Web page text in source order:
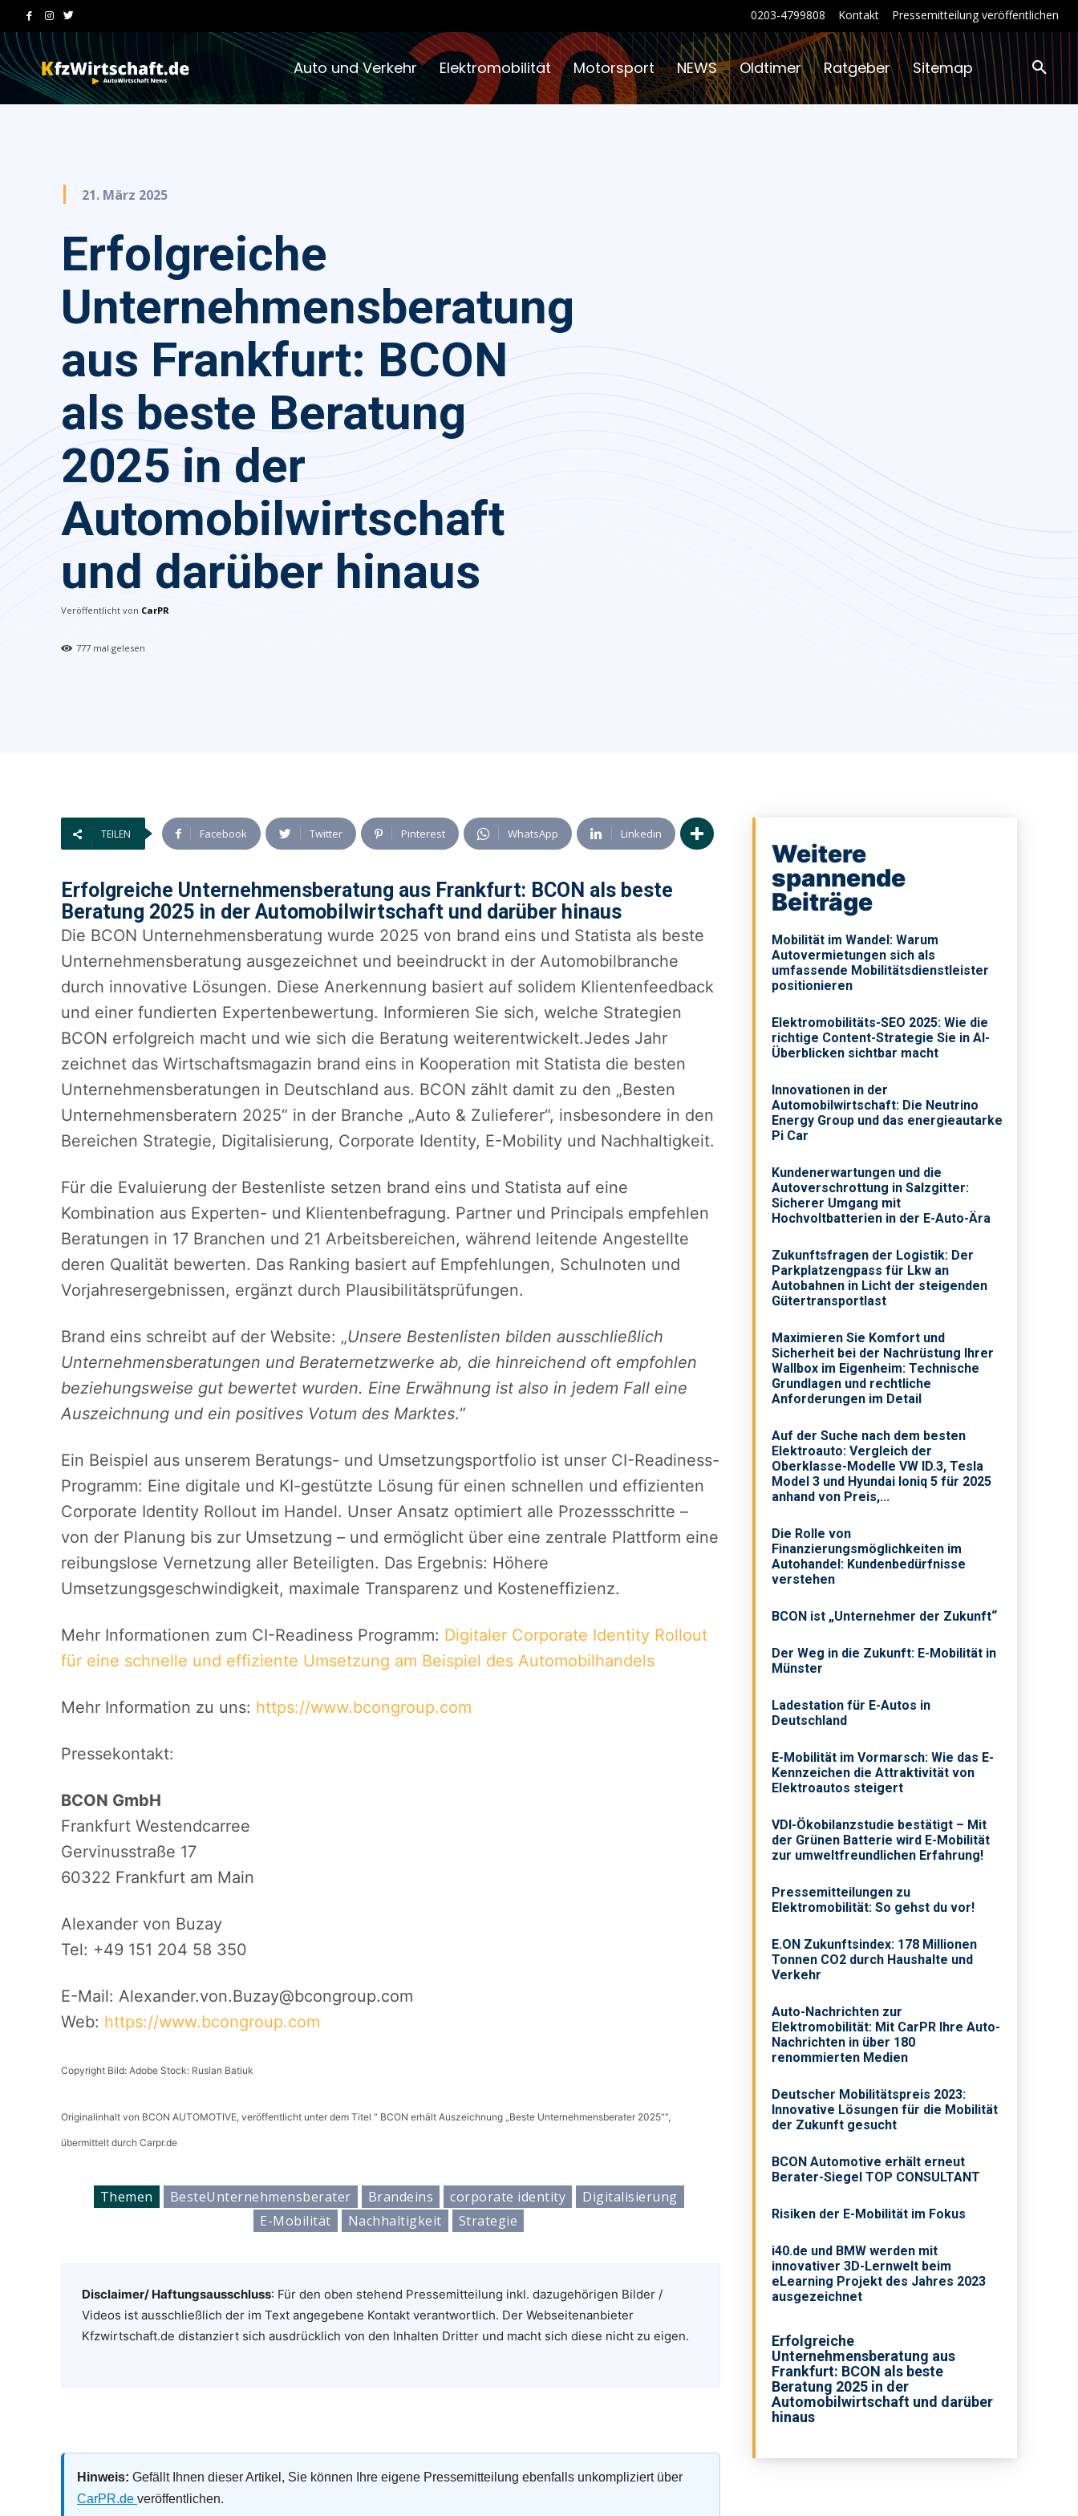
0203-4799808 Kontakt Pressemitteilung veröffentlichen
Auto und Verkehr Elektromobilität Motorsport NEWS Oldtimer Ratgeber Sitemap
21. März 2025
Erfolgreiche
Unternehmensberatung
aus Frankfurt: BCON
als beste Beratung
2025 in der
Automobilwirtschaft
und darüber hinaus
Veröffentlicht von CarPR
777 mal gelesen
TEILEN Facebook Twitter Pinterest WhatsApp Linkedin
Erfolgreiche Unternehmensberatung aus Frankfurt: BCON als beste
Beratung 2025 in der Automobilwirtschaft und darüber hinaus
Die BCON Unternehmensberatung wurde 2025 von brand eins und Statista als beste
Unternehmensberatung ausgezeichnet und beeindruckt in der Automobilbranche
durch innovative Lösungen. Diese Anerkennung basiert auf solidem Klientenfeedback
und einer fundierten Expertenbewertung. Informieren Sie sich, welche Strategien
BCON erfolgreich macht und wie sich die Beratung weiterentwickelt.Jedes Jahr
zeichnet das Wirtschaftsmagazin brand eins in Kooperation mit Statista die besten
Unternehmensberatungen in Deutschland aus. BCON zählt damit zu den „Besten
Unternehmensberatern 2025“ in der Branche „Auto & Zulieferer“, insbesondere in den
Bereichen Strategie, Digitalisierung, Corporate Identity, E-Mobility und Nachhaltigkeit.
Für die Evaluierung der Bestenliste setzen brand eins und Statista auf eine
Kombination aus Experten- und Klientenbefragung. Partner und Principals empfehlen
Beratungen in 17 Branchen und 21 Arbeitsbereichen, während leitende Angestellte
deren Qualität bewerten. Das Ranking basiert auf Empfehlungen, Schulnoten und
Vorjahresergebnissen, ergänzt durch Plausibilitätsprüfungen.
Brand eins schreibt auf der Website: „Unsere Bestenlisten bilden ausschließlich
Unternehmensberatungen und Beraternetzwerke ab, die hinreichend oft empfohlen
beziehungsweise gut bewertet wurden. Eine Erwähnung ist also in jedem Fall eine
Auszeichnung und ein positives Votum des Marktes.“
Ein Beispiel aus unserem Beratungs- und Umsetzungsportfolio ist unser CI-Readiness-
Programm: Eine digitale und KI-gestützte Lösung für einen schnellen und effizienten
Corporate Identity Rollout im Handel. Unser Ansatz optimiert alle Prozessschritte –
von der Planung bis zur Umsetzung – und ermöglicht über eine zentrale Plattform eine
reibungslose Vernetzung aller Beteiligten. Das Ergebnis: Höhere
Umsetzungsgeschwindigkeit, maximale Transparenz und Kosteneffizienz.
Mehr Informationen zum CI-Readiness Programm: Digitaler Corporate Identity Rollout
für eine schnelle und effiziente Umsetzung am Beispiel des Automobilhandels
Mehr Information zu uns: https://www.bcongroup.com
Pressekontakt:
BCON GmbH
Frankfurt Westendcarree
Gervinusstraße 17
60322 Frankfurt am Main
Alexander von Buzay
Tel: +49 151 204 58 350
E-Mail: Alexander.von.Buzay@bcongroup.com
Web: https://www.bcongroup.com
Copyright Bild: Adobe Stock: Ruslan Batiuk
Originalinhalt von BCON AUTOMOTIVE, veröffentlicht unter dem Titel “ BCON erhält Auszeichnung „Beste Unternehmensberater 2025““,
übermittelt durch Carpr.de
Themen BesteUnternehmensberater Brandeins corporate identity
Digitalisierung
E-Mobilität
Nachhaltigkeit Strategie
Disclaimer/ Haftungsausschluss: Für den oben stehend Pressemitteilung inkl. dazugehörigen Bilder /
Videos ist ausschließlich der im Text angegebene Kontakt verantwortlich. Der Webseitenanbieter
Kfzwirtschaft.de distanziert sich ausdrücklich von den Inhalten Dritter und macht sich diese nicht zu eigen.
Hinweis: Gefällt Ihnen dieser Artikel, Sie können Ihre eigene Pressemitteilung ebenfalls unkompliziert über
CarPR.de veröffentlichen.
Weitere
spannende
Beiträge
Mobilität im Wandel: Warum
Autovermietungen sich als
umfassende Mobilitätsdienstleister
positionieren
Elektromobilitäts-SEO 2025: Wie die
richtige Content-Strategie Sie in AI-
Überblicken sichtbar macht
Innovationen in der
Automobilwirtschaft: Die Neutrino
Energy Group und das energieautarke
Pi Car
Kundenerwartungen und die
Autoverschrottung in Salzgitter:
Sicherer Umgang mit
Hochvoltbatterien in der E-Auto-Ära
Zukunftsfragen der Logistik: Der
Parkplatzengpass für Lkw an
Autobahnen in Licht der steigenden
Gütertransportlast
Maximieren Sie Komfort und
Sicherheit bei der Nachrüstung Ihrer
Wallbox im Eigenheim: Technische
Grundlagen und rechtliche
Anforderungen im Detail
Auf der Suche nach dem besten
Elektroauto: Vergleich der
Oberklasse-Modelle VW ID.3, Tesla
Model 3 und Hyundai Ioniq 5 für 2025
anhand von Preis,...
Die Rolle von
Finanzierungsmöglichkeiten im
Autohandel: Kundenbedürfnisse
verstehen
BCON ist „Unternehmer der Zukunft“
Der Weg in die Zukunft: E-Mobilität in
Münster
Ladestation für E-Autos in
Deutschland
E-Mobilität im Vormarsch: Wie das E-
Kennzeichen die Attraktivität von
Elektroautos steigert
VDI-Ökobilanzstudie bestätigt – Mit
der Grünen Batterie wird E-Mobilität
zur umweltfreundlichen Erfahrung!
Pressemitteilungen zu
Elektromobilität: So gehst du vor!
E.ON Zukunftsindex: 178 Millionen
Tonnen CO2 durch Haushalte und
Verkehr
Auto-Nachrichten zur
Elektromobilität: Mit CarPR Ihre Auto-
Nachrichten in über 180
renommierten Medien
Deutscher Mobilitätspreis 2023:
Innovative Lösungen für die Mobilität
der Zukunft gesucht
BCON Automotive erhält erneut
Berater-Siegel TOP CONSULTANT
Risiken der E-Mobilität im Fokus
i40.de und BMW werden mit
innovativer 3D-Lernwelt beim
eLearning Projekt des Jahres 2023
ausgezeichnet
Erfolgreiche
Unternehmensberatung aus
Frankfurt: BCON als beste
Beratung 2025 in der
Automobilwirtschaft und darüber
hinaus